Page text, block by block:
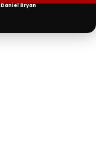
Daniel Bryan